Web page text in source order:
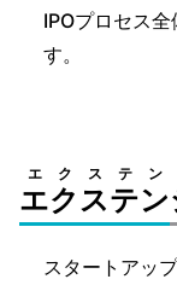
IPOプロセス
す。
エクステ
エクステ
スタートアッ